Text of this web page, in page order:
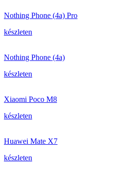
Nothing Phone (4a) Pro
készleten
Nothing Phone (4a)
készleten
Xiaomi Poco M8
készleten
Huawei Mate X7
készleten